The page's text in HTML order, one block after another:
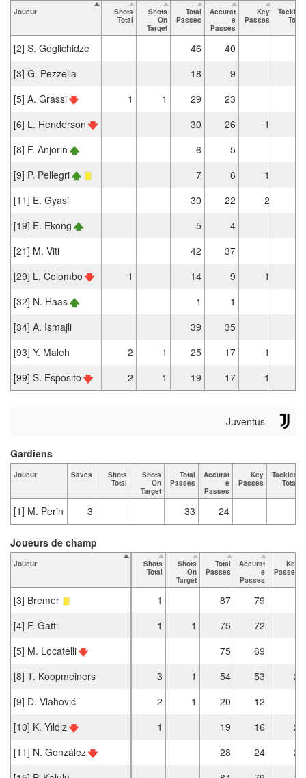
Joueur
Shots
Total
Shots
On
Target
Total
Passes
Accurat
e
Passes
Key
Passes
Tackles
Total
[2] S. Goglichidze 46 40
[3] G. Pezzella
18 9
[5] A. Grassi
1 1 29 23
[6] L. Henderson
30 26 1
[8] F. Anjorin
6
5
[9] P. Pellegri
7 6
1
[11] E. Gyasi
30 22 2
[19] E. Ekong
5
4
[21] M. Viti
42 37
[29] L. Colombo
1 14 9 1
[32] N. Haas
1
1
[34] A. Ismajli
39 35
[93] Y. Maleh
2 1 25 17 1
[99] S. Esposito
2 1 19 17 1
Juventus
Joueur Saves
Shots
Total
Shots
On
Target
Total
Passes
Accurat
e
Passes
Key
Passes
Tackles
Total
[1] M. Perin 3 33 24
Gardiens
Joueur
Shots
Total
Shots
On
Target
Total
Passes
Accurat
e
Passes
Key
Passes
[3] Bremer 1 87
79
[4] F. Gatti
1 1 75
72
[5] M. Locatelli
75
69
[8] T. Koopmeiners
3 1 54 53
2
[9] D. Vlahović
2 1 20
12
[10] K. Yıldız
1 19 16
2
[11] N. González
28 24
2
Joueurs de champ